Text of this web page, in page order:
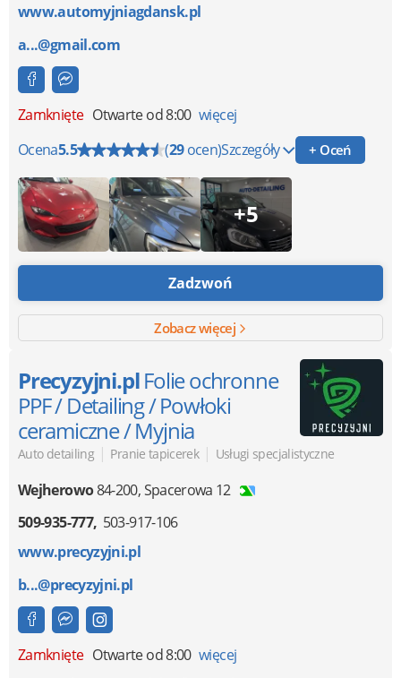
www.automyjniagdansk.pl
a...@gmail.com
Zamknięte Otwarte od 8:00 więcej
Ocena5.5 (29ocen)Szczegóły + Oceń
+5
Zadzwoń
Zobacz więcej
Precyzyjni.plFolie ochronne
PPF / Detailing / Powłoki
ceramiczne / Myjnia
Auto detailing | Pranie tapicerek | Usługi specjalistyczne
Wejherowo84-200,Spacerowa 12
509-935-777 503-917-106
www.precyzyjni.pl
b...@precyzyjni.pl
Zamknięte Otwarte od 8:00 więcej